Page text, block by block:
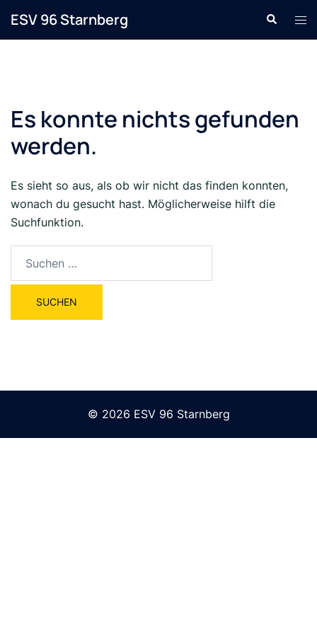
Inhalt
ESV 96 Starnberg Suche
Es konnte nichts gefunden
werden.
Es sieht so aus, als ob wir nicht das finden konnten,
wonach du gesucht hast. Möglicherweise hilft die
Suchfunktion.
nach:
© 2026 ESV 96 Starnberg